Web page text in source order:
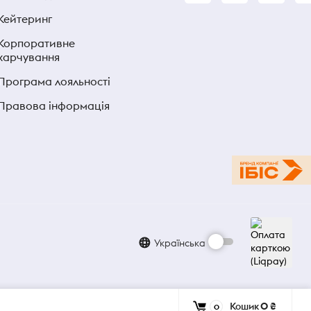
лояльності
інформація
Українська
0 Кошик0 ₴